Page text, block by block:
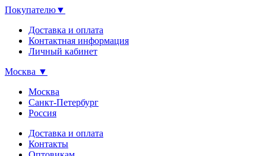
Покупателю▼
Доставка и оплата
Контактная информация
Личный кабинет
Москва ▼
Москва
Санкт-Петербург
Россия
Доставка и оплата
Контакты